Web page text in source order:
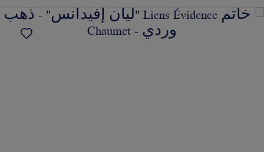
إفيدانس"